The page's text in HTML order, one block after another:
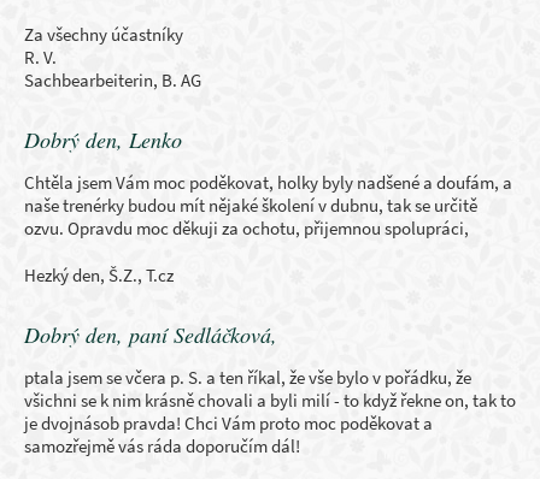
Za všechny účastníky
R. V.
Sachbearbeiterin, B. AG
Dobrý den, Lenko
Chtěla jsem Vám moc poděkovat, holky byly nadšené a doufám, a
naše trenérky budou mít nějaké školení v dubnu, tak se určitě
ozvu. Opravdu moc děkuji za ochotu, přijemnou spolupráci,
Hezký den, Š.Z., T.cz
Dobrý den, paní Sedláčková,
ptala jsem se včera p. S. a ten říkal, že vše bylo v pořádku, že
všichni se k nim krásně chovali a byli milí - to když řekne on, tak to
je dvojnásob pravda! Chci Vám proto moc poděkovat a
samozřejmě vás ráda doporučím dál!